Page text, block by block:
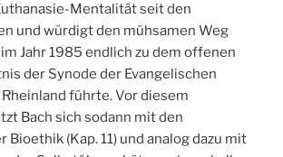
Mentalität seit den
und würdigt den mühsamen Weg
Jahr 1985 endlich zu dem offenen
der Synode der Evangelischen
führte. Vor diesem
Bach sich sodann mit den
Bioethik (Kap. 11) und analog dazu mit